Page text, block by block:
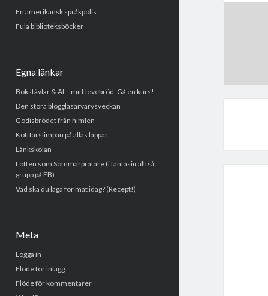
En amerikansk språkpolis
Fula biblioteksböcker
Egna länkar
Bokstävlar & AI – mitt levebröd. Gå en kurs!
Den stora bloggläsarvärvsveckan
Godisbrödet från himlen
Köttfärslimpan på allas läppar
Länkskolan
Lotten som Sommarpratare (i fantasin alltså:
grupp på FB)
Vad ska du laga för mat idag? (Recept!)
Meta
Logga in
Flöde för inlägg
Flöde för kommentarer